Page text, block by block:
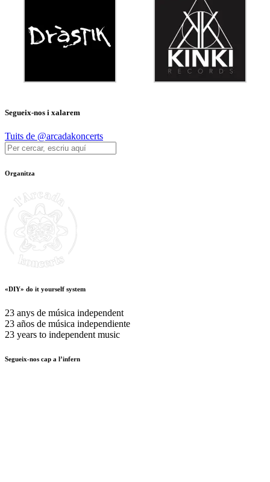
Segueix-nos i xalarem
Tuits de @arcadakoncerts
Organitza
«DIY» do it yourself system
23 anys de música independent
23 años de música independiente
23 years to independent music
Segueix-nos cap a l’infern